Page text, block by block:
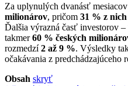
Za uplynulých dvanásť
milionárov, pričom 31 % z
Ďalšia výrazná časť investorov –
takmer60 % českých
rozmedzí2 až 9 %. Výsledky
očakávania z predchádzajúceho
Obsah skryť